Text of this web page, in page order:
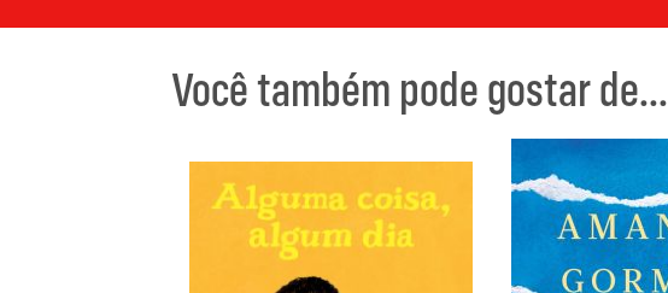
Você também pode gostar de...